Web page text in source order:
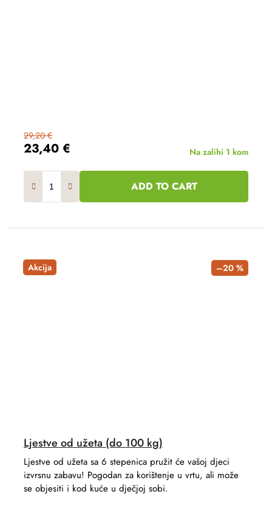
23,40 €
29,20 €
Na zalihi 1 kom
ADD TO CART
Akcija –20 %
Ljestve od užeta (do 100 kg)
Ljestve od užeta sa 6 stepenica pružit će vašoj djeci
izvrsnu zabavu! Pogodan za korištenje u vrtu, ali može
se objesiti i kod kuće u dječjoj sobi.